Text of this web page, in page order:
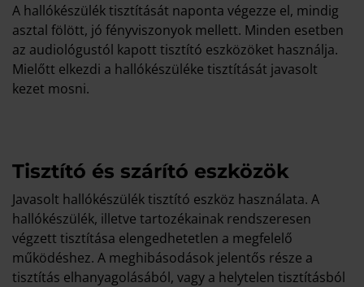
A hallókészülék tisztítását naponta végezze el, mindig
asztal fölött, jó fényviszonyok mellett. Minden esetben
az audiológustól kapott tisztító eszközöket használja.
Mielőtt elkezdi a hallókészüléke tisztítását javasolt
kezet mosni.
Tisztító és szárító eszközök
Javasolt hallókészülék tisztító eszköz használata. A
hallókészülék, illetve tartozékainak rendszeresen
végzett tisztítása elengedhetetlen a megfelelő
működéshez. A meghibásodások jelentős része a
tisztítás elhanyagolásából, vagy a helytelen tisztításból